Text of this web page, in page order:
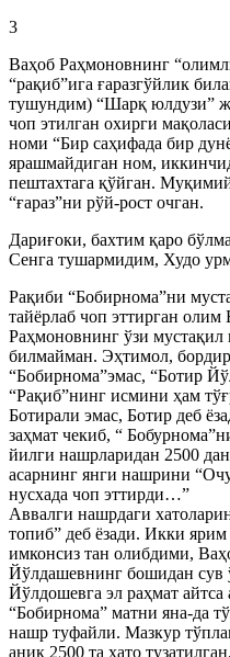
3
Ваҳоб Раҳмоновнинг
“рақиб”ига ғаразгўйлик
тушундим) “Шарқ юлдузи”
чоп этилган охирги
номи “Бир саҳифада бир
ярашмайдиган ном,
пештахтага қўйган.
“ғараз”ни рўй-рост очган.
Дариғоки, бахтим қаро
Сенга тушармидим, Худо
Рақиби “Бобирнома”ни
тайёрлаб чоп эттирган
Раҳмоновнинг ўзи
билмайман. Эҳтимол,
“Бобирнома”эмас, “Ботир
“Рақиб”нинг исмини ҳам
Ботирали эмас, Ботир деб
заҳмат чекиб, “
йилги нашрларидан 2500
асарнинг янги нашрини
нусхада чоп эттирди…”
Аввалги нашрдаги
топиб” деб ёзади. Икки ярим
имконсиз тан олибдими,
Йўлдашевнинг бошидан сув
Йўлдошевга эл раҳмат
“Бобирнома” матни яна-да
нашр туфайли. Мазкур
аниқ 2500 та хато